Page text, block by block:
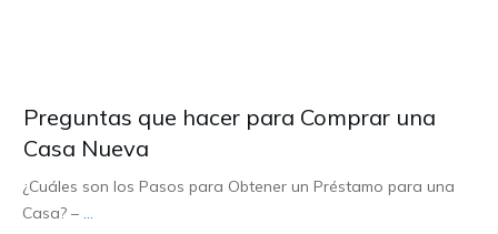
Preguntas que hacer para Comprar una
Casa Nueva
¿Cuáles son los Pasos para Obtener un Préstamo para una
Casa? – ...